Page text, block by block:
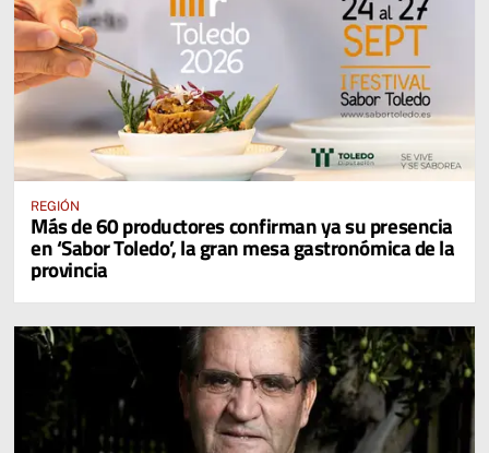
REGIÓN
Más de 60 productores confirman ya su presencia
en ‘Sabor Toledo’, la gran mesa gastronómica de la
provincia